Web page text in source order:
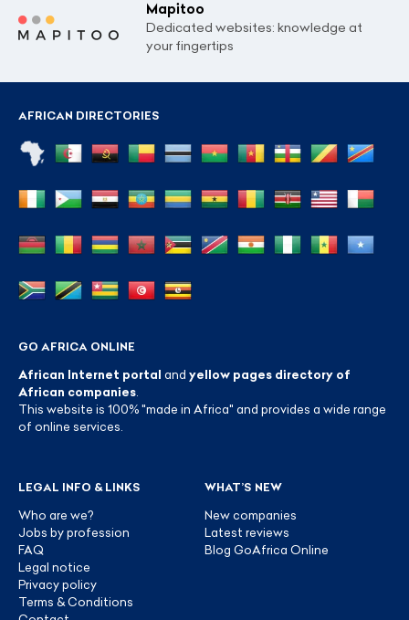
Mapitoo
Dedicated websites: knowledge at
your fingertips
AFRICAN DIRECTORIES
GO AFRICA ONLINE
African Internet portal and yellow pages directory of
African companies
This website is 100% "made in Africa" and provides a wide range
of online services.
LEGAL INFO & LINKS
Who are we?
Jobs by profession
FAQ
Legal notice
Privacy policy
Terms & Conditions
WHAT’S NEW
New companies
Latest reviews
Blog GoAfrica Online